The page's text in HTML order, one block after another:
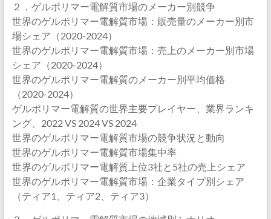
２．ゲルポリマー電解質市場のメーカー別競争
世界のゲルポリマー電解質市場：販売量のメーカー別市
場シェア（2020-2024）
世界のゲルポリマー電解質市場：売上のメーカー別市場
シェア（2020-2024）
世界のゲルポリマー電解質のメーカー別平均価格
（2020-2024）
ゲルポリマー電解質の世界主要プレイヤー、業界ランキ
ング、2022 VS 2024 VS 2024
世界のゲルポリマー電解質市場の競争状況と動向
世界のゲルポリマー電解質市場集中率
世界のゲルポリマー電解質上位3社と5社の売上シェア
世界のゲルポリマー電解質市場：企業タイプ別シェア
（ティア1、ティア2、ティア3）